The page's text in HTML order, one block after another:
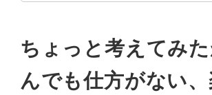
ちょっと考えてみ
んでも仕方がない